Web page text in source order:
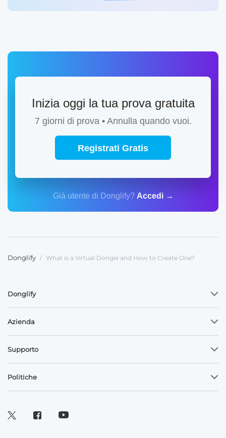
Inizia oggi la tua prova gratuita
7 giorni di prova • Annulla quando vuoi.
Registrati Gratis
Già utente di Donglify? Accedi →
Donglify / What is a Virtual Dongle and How to Create One?
Donglify
Azienda
Supporto
Politiche